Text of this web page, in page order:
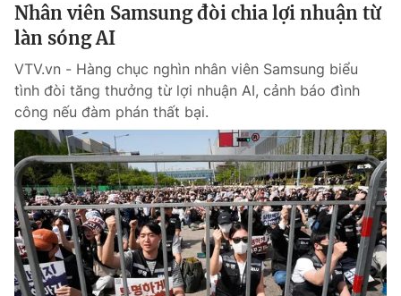
Nguyễn Trọng Ninh
Tổng đài VTV:024.38 355 931 - 024.38 355 932
Ðiện thoại Thời báo VTV:
024.66 897 897
Email:toasoan@vtv.vn
Liên hệ quảng cáo:024-7300.7108
Nhân viên Samsung đòi chia lợi nhuận từ
làn sóng AI
VTV.vn - Hàng chục nghìn nhân viên Samsung biểu
tình đòi tăng thưởng từ lợi nhuận AI, cảnh báo đình
công nếu đàm phán thất bại.